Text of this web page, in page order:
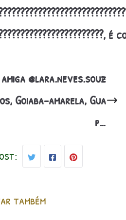
é
@lara.neves.souz
Goiaba-amarela, Gua
p…
também